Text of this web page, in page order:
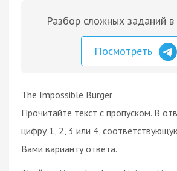
Разбор сложных заданий в
Посмотреть
The Impossible Burger
Прочитайте текст с пропуском. В
цифру 1, 2, 3 или 4,
Вами варианту ответа.